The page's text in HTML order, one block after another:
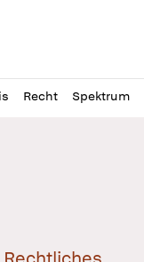
Recht Spektrum